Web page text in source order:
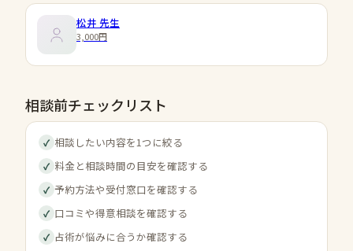
松井 先生
3,000円
相談前チェックリスト
✓ 相談したい内容を1つに絞る
✓ 料金と相談時間の目安を確認する
✓ 予約方法や受付窓口を確認する
✓ 口コミや得意相談を確認する
✓ 占術が悩みに合うか確認する